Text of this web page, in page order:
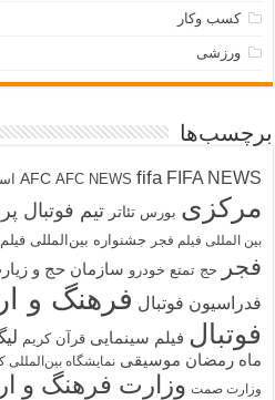
کسب وکار
ورزشی
برچسب‌ها
AFC AFC NEWS fifa FIFA NEWS
مرکزی بورس تئاتر تیم فوتبال
بین المللی فیلم فجر جشنواره بین‌المللی
فجر
حج تمتع خودرو سازمان حج و
فدراسیون فوتبال فرهنگ و
فوتبال فیلم سینمایی قرآن کریم
ماه رمضان موسیقی نمایشگاه بین‌المللی
وزارت صمت وزارت فرهنگ و